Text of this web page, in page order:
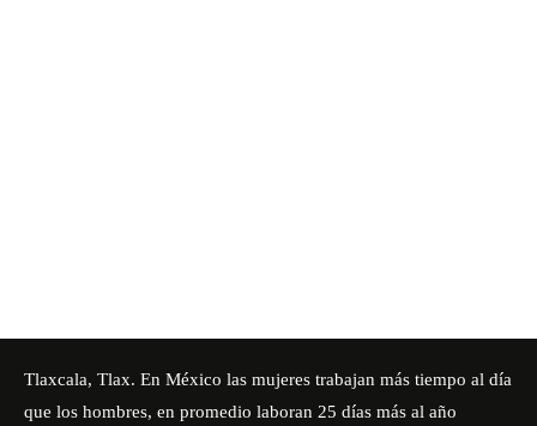
Tlaxcala, Tlax. En México las mujeres trabajan más tiempo al día
que los hombres, en promedio laboran 25 días más al año